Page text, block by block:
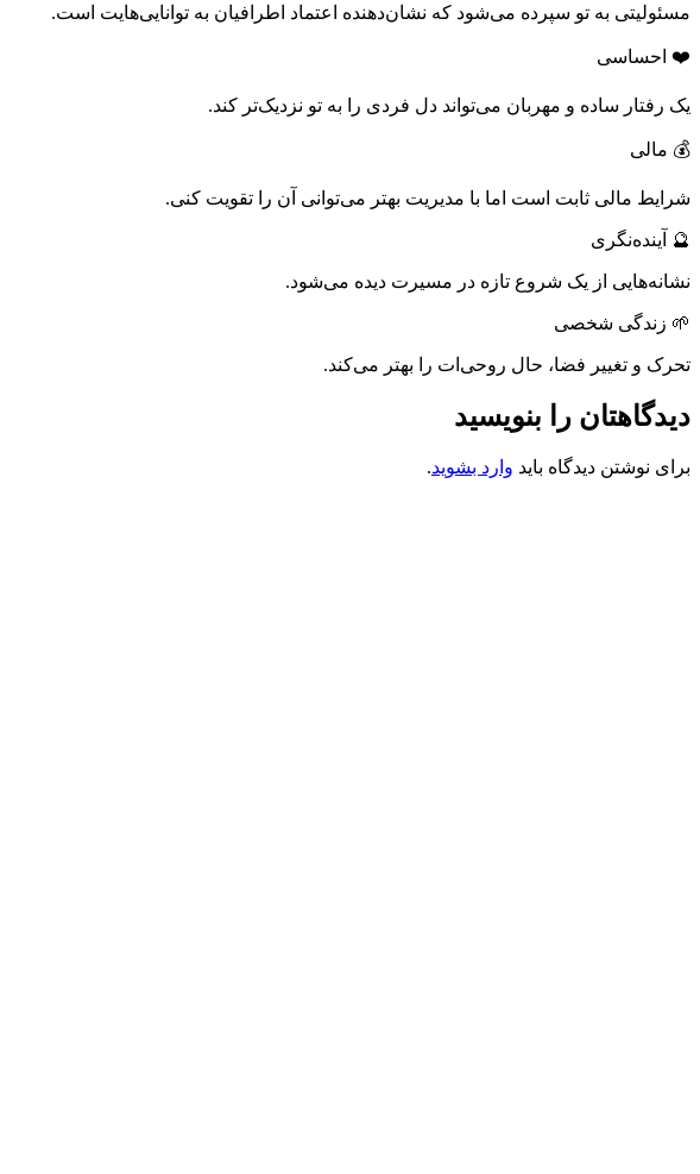
مسئولیتی به تو سپرده می‌شود که نشان‌دهنده اعتماد اطرافیان به توانایی‌هایت است.
❤️ احساسی
یک رفتار ساده و مهربان می‌تواند دل فردی را به تو نزدیک‌تر کند.
💰 مالی
شرایط مالی ثابت است اما با مدیریت بهتر می‌توانی آن را تقویت کنی.
🔮 آینده‌نگری
نشانه‌هایی از یک شروع تازه در مسیرت دیده می‌شود.
🌱 زندگی شخصی
تحرک و تغییر فضا، حال روحی‌ات را بهتر می‌کند.
دیدگاهتان را بنویسید
برای نوشتن دیدگاه باید وارد بشوید.